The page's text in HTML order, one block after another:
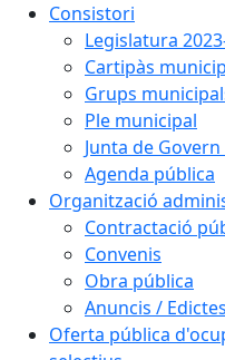
Consistori
Legislatura
Cartipàs
Grups
Ple municipal
Junta de Govern
Agenda pública
Organització
Contractació
Convenis
Obra pública
Anuncis / Edictes
Oferta pública